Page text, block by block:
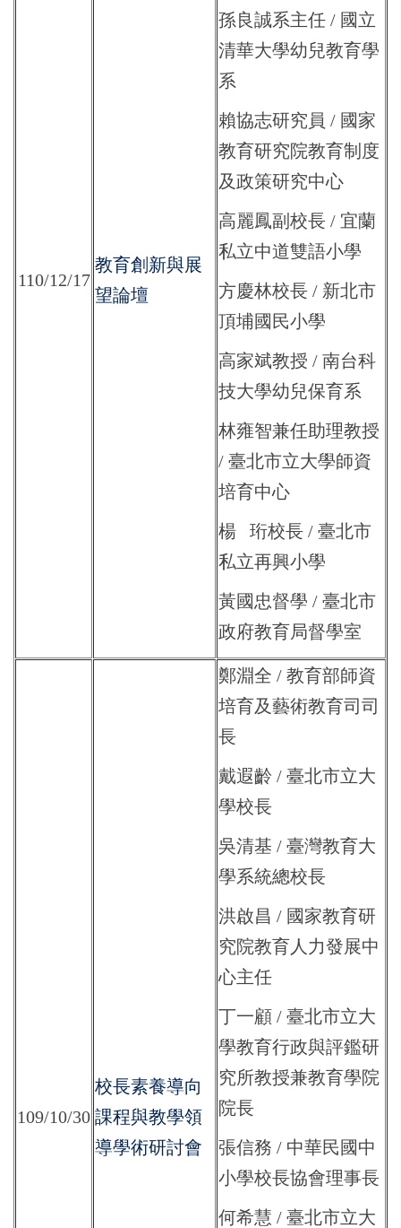
110/12/17
教育創新與展
望論壇
孫良誠系主任 / 國立
清華大學幼兒教育學
系
賴協志研究員 / 國家
教育研究院教育制度
及政策研究中心
高麗鳳副校長 / 宜蘭
私立中道雙語小學
方慶林校長 / 新北市
頂埔國民小學
高家斌教授 / 南台科
技大學幼兒保育系
林雍智兼任助理教授
/ 臺北市立大學師資
培育中心
楊 珩校長 / 臺北市
私立再興小學
黃國忠督學 / 臺北市
政府教育局督學室
109/10/30
校長素養導向
課程與教學領
導學術研討會
鄭淵全 / 教育部師資
培育及藝術教育司司
長
戴遐齡 / 臺北市立大
學校長
吳清基 / 臺灣教育大
學系統總校長
洪啟昌 / 國家教育研
究院教育人力發展中
心主任
丁一顧 / 臺北市立大
學教育行政與評鑑研
究所教授兼教育學院
院長
張信務 / 中華民國中
小學校長協會理事長
何希慧 / 臺北市立大